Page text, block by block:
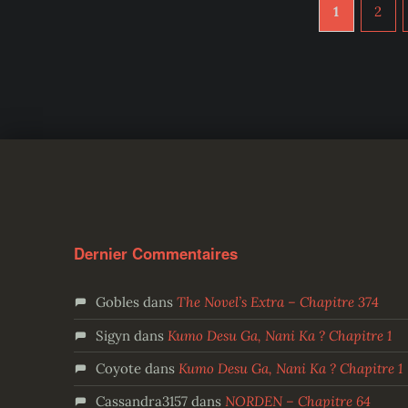
1 2
Dernier Commentaires
Goblesdans The Novel’s Extra – Chapitre 374
Sigyn dans Kumo Desu Ga, Nani Ka ? Chapitre 1
Coyotedans Kumo Desu Ga, Nani Ka ? Chapitre 1
Cassandra3157dans NORDEN – Chapitre 64